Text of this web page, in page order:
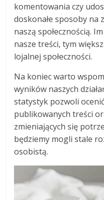
komentowania czy
doskonałe sposoby na
naszą społecznością.
nasze treści, tym
lojalnej społeczności.
Na koniec warto
wyników naszych
statystyk pozwoli
publikowanych treści
zmieniających się
będziemy mogli stale
osobistą.